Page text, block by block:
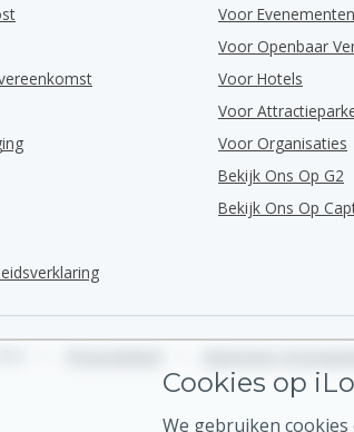
Voor Evenementen
Voor Openbaar
Voor Hotels
Voor
Voor Organisaties
Bekijk Ons Op G2
Bekijk Ons Op
Cookies op
We gebruiken